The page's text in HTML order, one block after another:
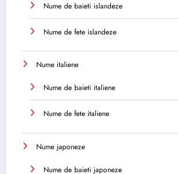
Nume de baieti islandeze
Nume de fete islandeze
Nume italiene
Nume de baieti italiene
Nume de fete italiene
Nume japoneze
Nume de baieti japoneze